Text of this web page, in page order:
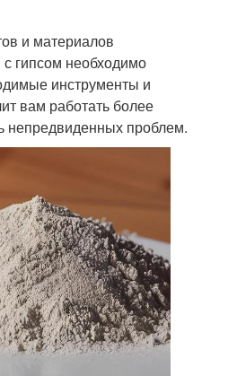
и материалов
гипсом необходимо
инструменты и
вам работать более
непредвиденных проблем.